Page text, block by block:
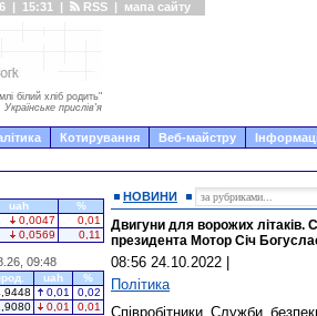
| 15:31 | RSS | мапа сайту
білий хліб родить"
Українське прислів'я
Котирування Веб-майстру
НОВИНИ
Двигуни для ворожих літаків.
президента Мотор Січ
08:56 24.10.2022
Політика
Співробітники Служби
uah
%
0,0047
0,01
0,0569 0,11
09:48
uah
%
0,01
0,02
0,01 0,01